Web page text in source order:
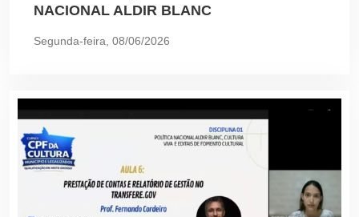
NACIONAL ALDIR BLANC
Segunda-feira, 08/06/2026